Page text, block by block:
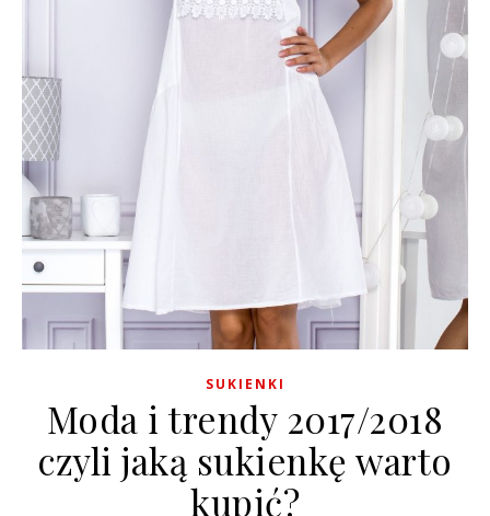
SUKIENKI
Moda i trendy 2017/2018
czyli jaką sukienkę warto
kupić?